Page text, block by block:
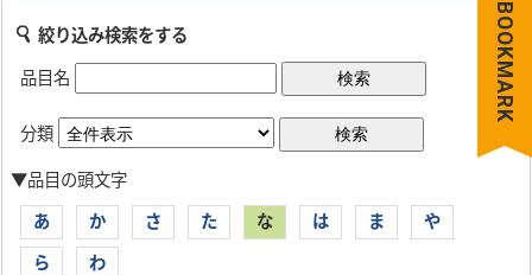
絞り込み検索をする
品目名
分類
▼品目の頭文字
あ か さ た な は ま や
ら
わ
BOOKMARK